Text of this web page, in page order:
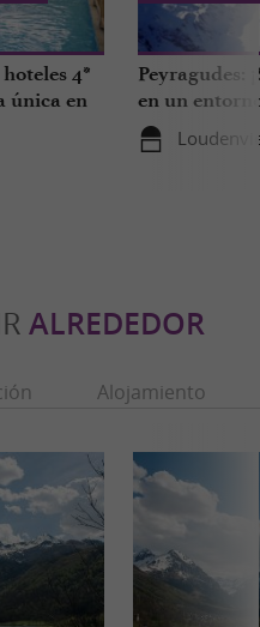
4*
única en
Peyragudes:
en un
todos!
ALREDEDOR
Alojamiento